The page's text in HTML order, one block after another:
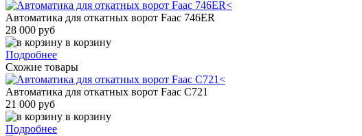
Автоматика для откатных ворот Faac 746ER
28 000 руб
в корзину
Подробнее
Схожие товары
Автоматика для откатных ворот Faac C721
21 000 руб
в корзину
Подробнее